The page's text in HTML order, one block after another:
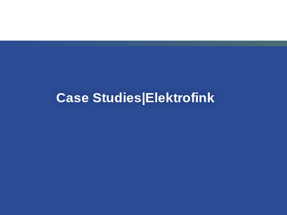
Case Studies Elektrofink